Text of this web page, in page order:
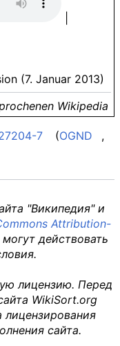
(7. Januar 2013)
Wikipedia
7 (OGND
,
"Википедия" и
Attribution-
действовать
лицензию. Перед
WikiSort.org
лицензирования
сайта.